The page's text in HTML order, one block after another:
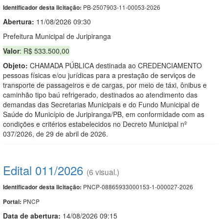
Identificador desta licitação: PB-2507903-11-00053-2026
Abertura: 11/08/2026 09:30
Prefeitura Municipal de Juripiranga
Valor: R$ 533.500,00
Objeto: CHAMADA PÚBLICA destinada ao CREDENCIAMENTO
pessoas físicas e/ou jurídicas para a prestação de serviços de
transporte de passageiros e de cargas, por meio de táxi, ônibus e
caminhão tipo baú refrigerado, destinados ao atendimento das
demandas das Secretarias Municipais e do Fundo Municipal de
Saúde do Município de Juripiranga/PB, em conformidade com as
condições e critérios estabelecidos no Decreto Municipal nº
037/2026, de 29 de abril de 2026.
Edital 011/2026 (6 visual.)
Identificador desta licitação: PNCP-08865933000153-1-000027-2026
Portal: PNCP
Data de abertura: 14/08/2026 09:15